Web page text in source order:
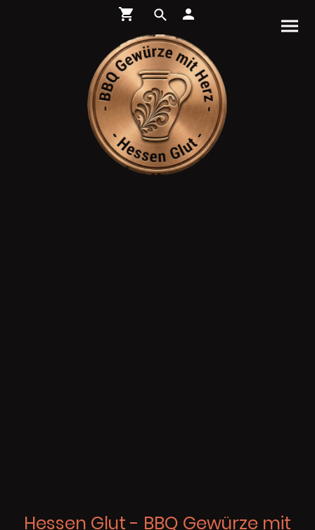
Hessen Glut - BBQ Gewürze mit